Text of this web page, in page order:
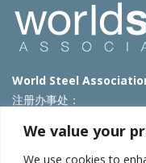
We value your
We use cookies to
World Steel
注册办事处：
T: +32 2 702 89 00 – E: